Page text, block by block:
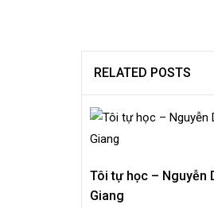
RELATED POSTS
Tôi tự học – Nguyễn
Giang